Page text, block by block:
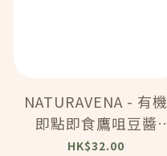
NATURAVENA - 有機
即點即食鷹咀豆醬
(185g) (12615)
HK$32.00